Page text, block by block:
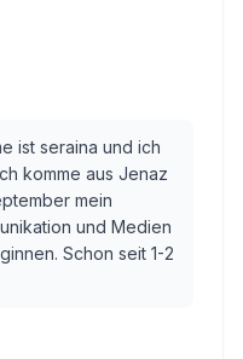
ist seraina und ich
komme aus Jenaz
mein
und Medien
Schon seit 1-2